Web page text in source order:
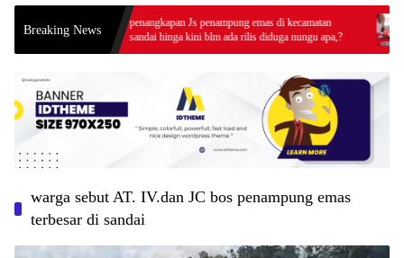
Breaking News
penangkapan Js penampung emas di kecamatan
sandai hinga kini blm ada rilis diduga nungu apa,?
warga sebut AT. IV.dan JC bos penampung emas
terbesar di sandai